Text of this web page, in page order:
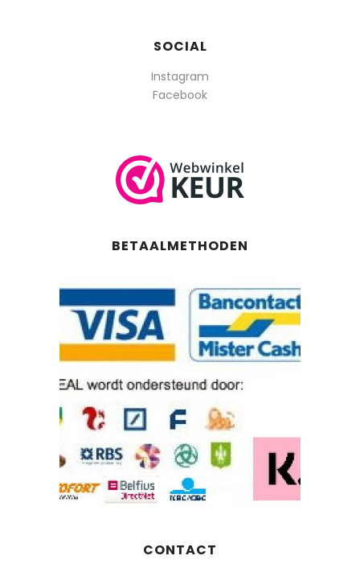
SOCIAL
Instagram
Facebook
BETAALMETHODEN
CONTACT